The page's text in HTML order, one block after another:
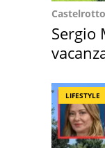
Castelrotto
Sergio
LIFESTYLE